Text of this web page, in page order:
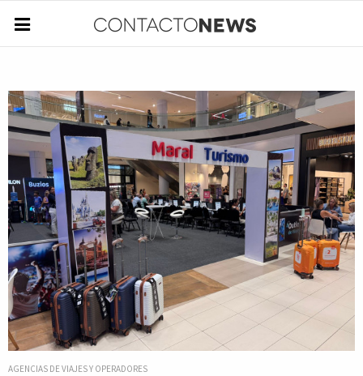
AGENCIAS DE VIAJES Y OPERADORES